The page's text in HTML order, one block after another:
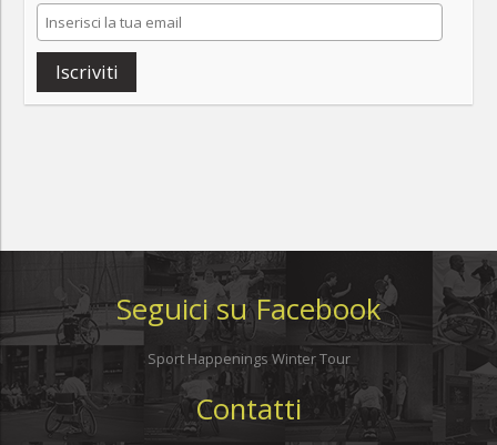
Iscriviti
Seguici su Facebook
Sport Happenings Winter Tour
Contatti